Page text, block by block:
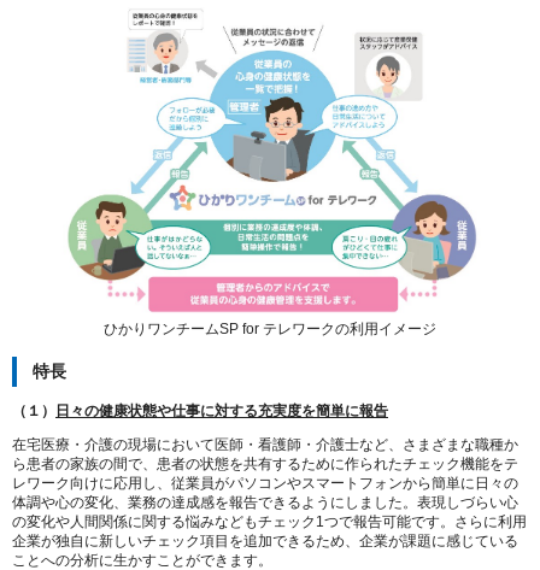
ひかりワンチームSP for テレワークの利用イメージ
特長
（１）
日々の健康状態や仕事に対する充実度を簡単に報告
在宅医療・介護の現場において医師・看護師・介護士など、さまざまな職種か
ら患者の家族の間で、患者の状態を共有するために作られたチェック機能をテ
レワーク向けに応用し、従業員がパソコンやスマートフォンから簡単に日々の
体調や心の変化、業務の達成感を報告できるようにしました。表現しづらい心
の変化や人間関係に関する悩みなどもチェック1つで報告可能です。さらに利用
企業が独自に新しいチェック項目を追加できるため、企業が課題に感じている
ことへの分析に生かすことができます。